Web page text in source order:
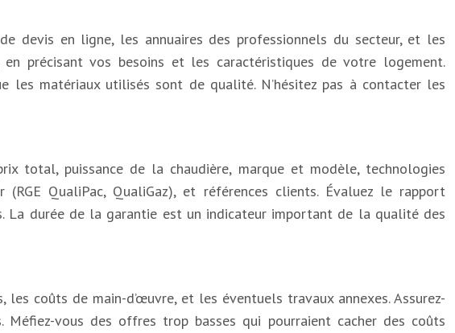
devis en ligne, les annuaires des professionnels du secteur, et les
en précisant vos besoins et les caractéristiques de votre logement.
matériaux utilisés sont de qualité. N’hésitez pas à contacter les
total, puissance de la chaudière, marque et modèle, technologies
QualiPac, QualiGaz), et références clients. Évaluez le rapport
La durée de la garantie est un indicateur important de la qualité des
coûts de main-d’œuvre, et les éventuels travaux annexes. Assurez-
vous des offres trop basses qui pourraient cacher des coûts